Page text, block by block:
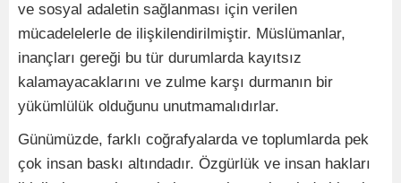
ve sosyal adaletin sağlanması için verilen
mücadelelerle de ilişkilendirilmiştir. Müslümanlar,
inançları gereği bu tür durumlarda kayıtsız
kalamayacaklarını ve zulme karşı durmanın bir
yükümlülük olduğunu unutmamalıdırlar.
Günümüzde, farklı coğrafyalarda ve toplumlarda pek
çok insan baskı altındadır. Özgürlük ve insan hakları